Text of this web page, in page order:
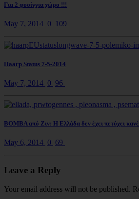
Για 2 φυσίγγια χώρο !!!
May 7, 2014 0 109
Haarp Status 7-5-2014
May 7, 2014 0 96
ΒΟΜΒΑ από Ζιν: Η Ελλάδα δεν έχει πετύχει
May 6, 2014 0 69
Leave a Reply
Your email address will not be published.